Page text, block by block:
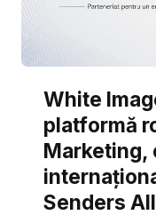
White
platformă
Marketing,
Senders